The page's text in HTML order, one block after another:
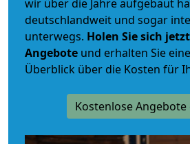
wir über die Jahre aufgebaut
deutschlandweit und sogar
unterwegs. Holen Sie sich
Angebote und erhalten Sie
Überblick über die Kosten für
Kostenlose